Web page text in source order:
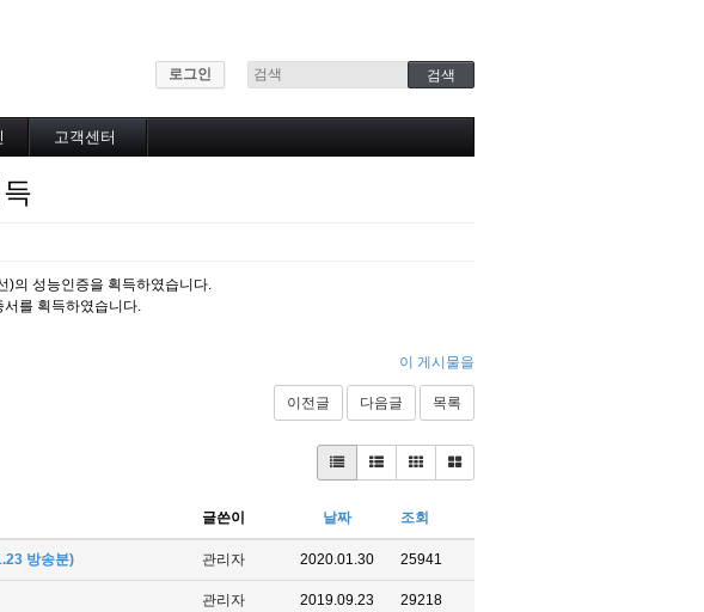
로그인
고객센터
)의 성능인증을 획득하였습니다.
를 획득하였습니다.
이 게시물을
이전글 다음글 목록
글쓴이 날짜 조회
방송분) 관리자 2020.01.30 25941
관리자 2019.09.23 29218